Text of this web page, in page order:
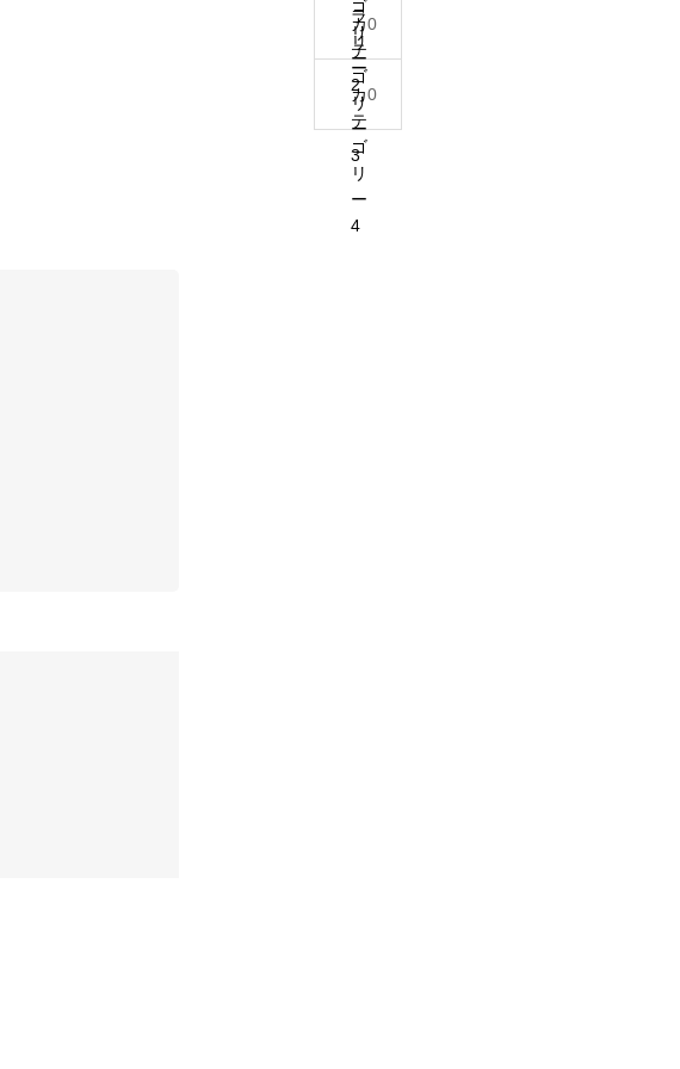
ゴ
リ
ー
2
カ
テ
ゴ
リ
ー
3
0
ラ
リ
ー
カ
テ
ゴ
リ
ー
4
0